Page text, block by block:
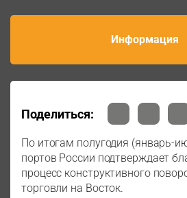
Информация
Поделиться:
По итогам полугодия (январь-
портов России подтверждает
процесс конструктивного
торговли на Восток.